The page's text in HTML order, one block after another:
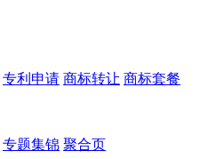
专利申请 商标转让 商标套餐
专题集锦 聚合页